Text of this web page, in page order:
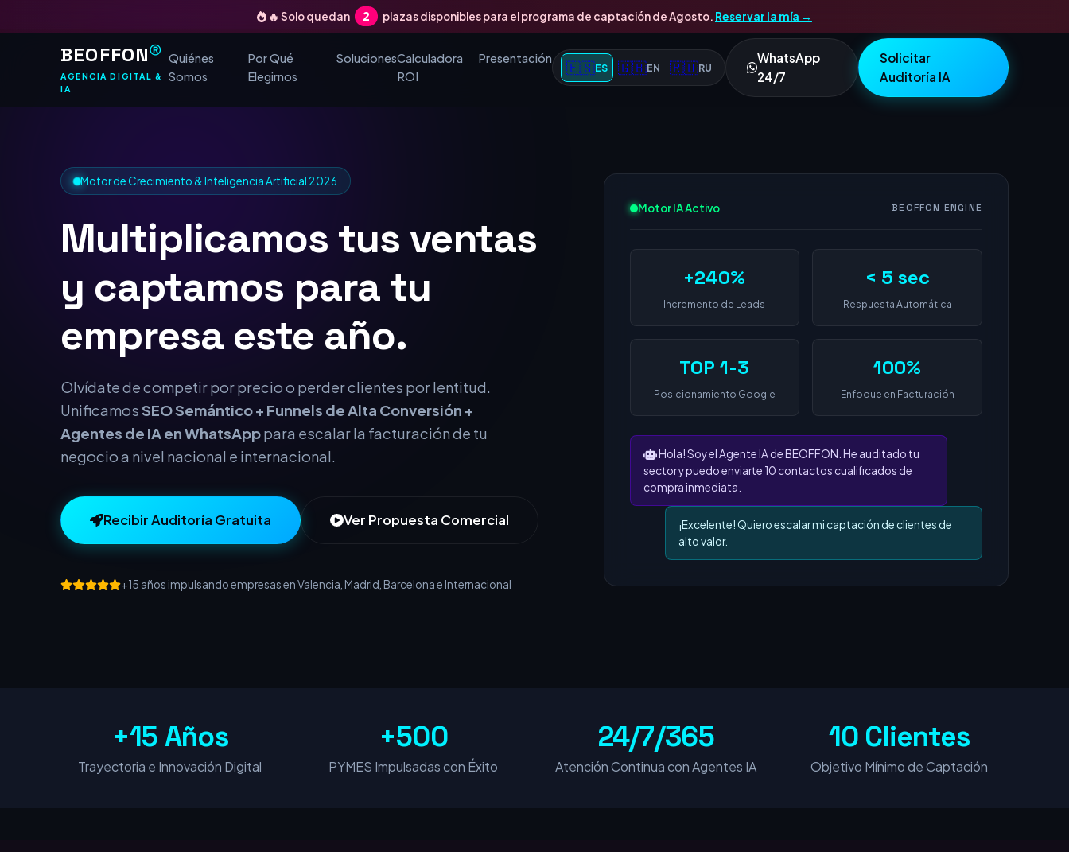
🔥 Solo quedan 2 plazas disponibles para el programa de captación de Agosto. Reservar la mía →
BEOFFONⓇ
AGENCIA DIGITAL &
IA
Quiénes
Somos
Por Qué
Elegirnos
SolucionesCalculadora
ROI
Presentación
🇪🇸ES 🇬🇧EN 🇷🇺RU
WhatsApp
24/7
Solicitar
Auditoría IA
Motor de Crecimiento & Inteligencia Artificial 2026
Multiplicamos tus ventas
y captamos TOP 1 en
Googlepara tu empresa
este año.
Olvídate de competir por precio o perder clientes por lentitud.
UnificamosSEO Semántico + Funnels de Alta Conversión +
negocio a nivel nacional e internacional.
+240%
Incremento de Leads
< 5 sec
Respuesta Automática
TOP 1-3
Posicionamiento Google
100%
Enfoque en Facturación
Hola! Soy el Agente IA de BEOFFON. He auditado tu
sector y puedo enviarte 10 contactos cualificados de
compra inmediata.
¡Excelente! Quiero escalar mi captación de clientes de
+500 24/7/365 10 Clientes